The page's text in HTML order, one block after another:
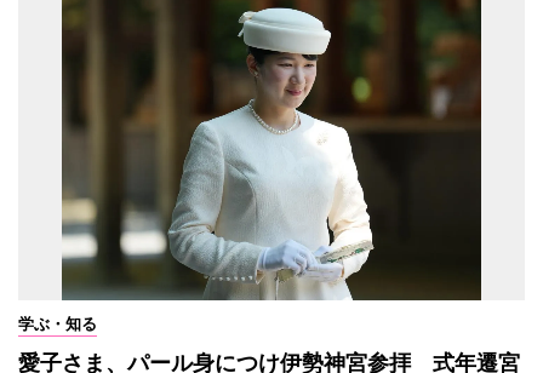
学ぶ・知る
愛子さま、パール身につけ伊勢神宮参拝 式年遷宮